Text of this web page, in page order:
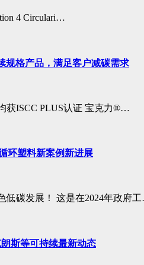
4 Circulari…
规格产品，满足客户减碳需求
获ISCC PLUS认证 宝克力®…
环塑料新案例新进展
低碳发展！ 这是在2024年政府
斯等可持续最新动态